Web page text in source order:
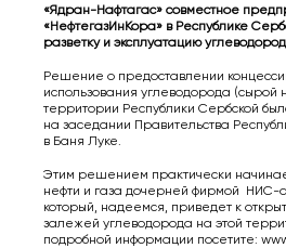
«Ядран-Нафтагас» совместное
«НефтегазИнКора» в Республике
разветку и эксплуатацию
Решение о предоставлении
использования углеводорода (сырой
территории Республики Сербской
на заседании Правительства
в Баня Луке.
Этим решением практически
нефти и газа дочерней фирмой НИС-
который, надеемся, приведет к
залежей углеводорода на этой
подробной информации посетите: